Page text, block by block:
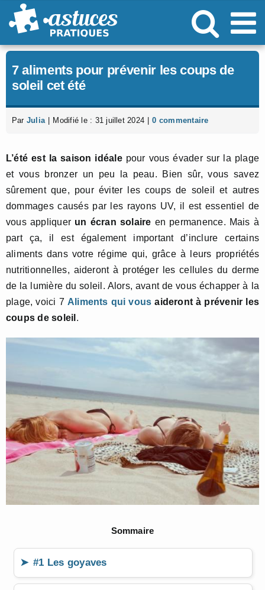
Passer
au
7 aliments pour prévenir les coups de
soleil cet été
Par Julia Modifié le : 31 juillet 2024 0 commentaire
L’été est la saison idéalepour vous évader sur la plage
et vous bronzer un peu la peau. Bien sûr, vous savez
sûrement que, pour éviter les coups de soleil et autres
dommages causés par les rayons UV, il est essentiel de
vous appliquer un écran solaire en permanence. Mais à
part ça, il est également important d’inclure certains
aliments dans votre régime qui, grâce à leurs propriétés
nutritionnelles, aideront à protéger les cellules du derme
de la lumière du soleil. Alors, avant de vous échapper à la
plage, voici 7 Aliments qui vous aideront à prévenir les
coups de soleil .
Sommaire
#1 Les goyaves